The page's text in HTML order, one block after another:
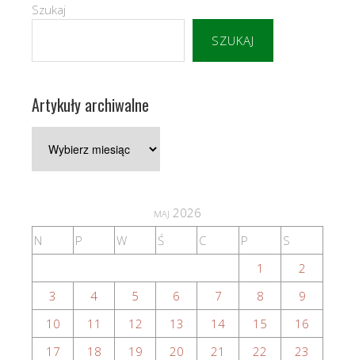
Szukaj
SZUKAJ
Artykuły archiwalne
archiwalne
maj 2026
N
P W Ś C P
S
1
2
3
4 5 6 7 8
9
10
11 12 13 14 15
16
17
18 19 20 21 22
23